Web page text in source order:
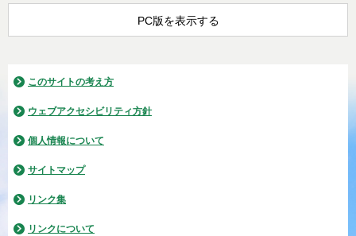
PC版を表示する
このサイトの考え方
ウェブアクセシビリティ方針
個人情報について
サイトマップ
リンク集
リンクについて